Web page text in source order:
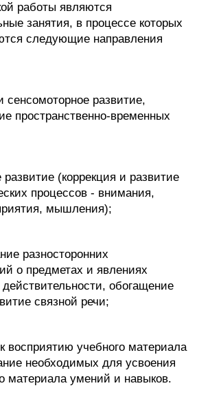
работы являются
занятия, в процессе которых
следующие направления
сенсомоторное развитие,
пространственно-временных
(коррекция и развитие
процессов - внимания,
мышления);
разносторонних
о предметах и явлениях
обогащение
связной речи;
восприятию учебного материала
необходимых для усвоения
материала умений и навыков.